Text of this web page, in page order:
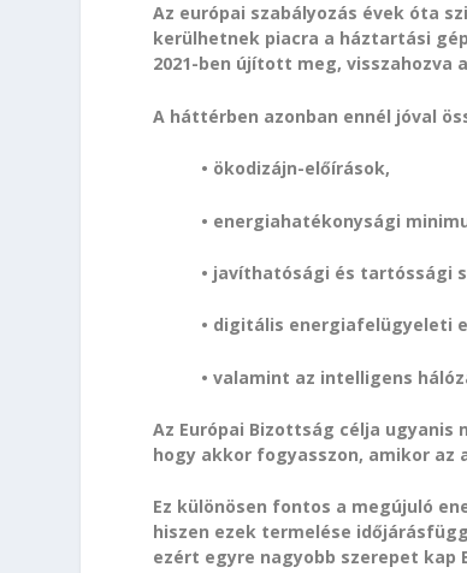
Az európai szabályozás évek óta
kerülhetnek piacra a háztartási
2021-ben újított meg, visszahozva
A háttérben azonban ennél jóval
• ökodizájn-előírások,
• energiahatékonysági
• javíthatósági és tartóssági
• digitális energiafelügyeleti
• valamint az intelligens
Az Európai Bizottság célja ugyanis
hogy akkor fogyasszon, amikor az
Ez különösen fontos a megújuló
hiszen ezek termelése
ezért egyre nagyobb szerepet kap